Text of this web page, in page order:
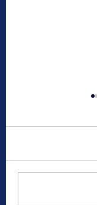
, סיפורו